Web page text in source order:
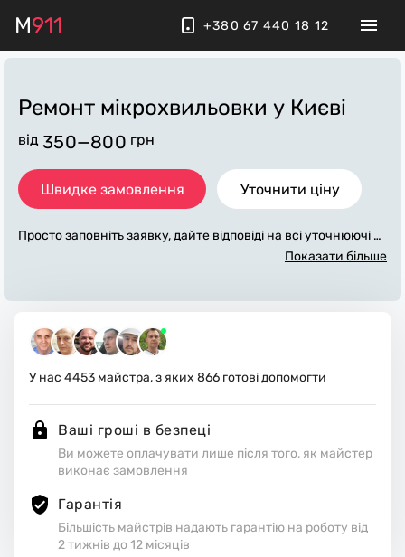
M911 +380 67 440 18 12
Ремонт мікрохвильовки у Києві
від 350—800 грн
Швидке замовлення Уточнити ціну
Просто заповніть заявку, дайте відповіді на всі уточнюючі за
питання по «ремонт мікрохвильовки». Ми зв'яжемося з ва
Виконавці стежать за чистотою та прибирають робоче місц
Показати більше
У нас 4453 майстра, з яких 866 готові допомогти
Ваші гроші в безпеці
Ви можете оплачувати лише після того, як майстер
виконає замовлення
Гарантія
Більшість майстрів надають гарантію на роботу від
2 тижнів до 12 місяців